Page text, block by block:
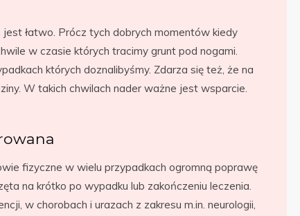
łatwo. Prócz tych dobrych momentów kiedy
w czasie których tracimy grunt pod nogami.
których doznalibyśmy. Zdarza się też, że na
W takich chwilach nader ważne jest wsparcie.
fizyczne w wielu przypadkach ogromną poprawę
na krótko po wypadku lub zakończeniu leczenia.
w chorobach i urazach z zakresu m.in. neurologii,